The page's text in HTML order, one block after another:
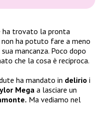
ha trovato la pronta
non ha potuto fare a meno
mancanza. Poco dopo
che la cosa è reciproca.
ha mandato in delirio i
Mega a lasciare un
Ma vediamo nel